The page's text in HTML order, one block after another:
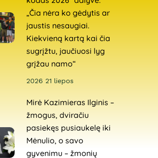
„Čia nėra ko gėdytis ar
jaustis nesaugiai.
Kiekvieną kartą kai čia
sugrįžtu, jaučiuosi lyg
grįžau namo“
2026 21 liepos
Mirė Kazimieras Ilginis –
žmogus, dviračiu
pasiekęs pusiaukelę iki
Mėnulio, o savo
gyvenimu – žmonių